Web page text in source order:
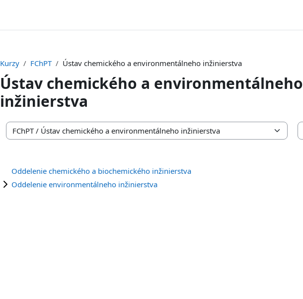
Kurzy FChPT Ústav chemického a environmentálneho inžinierstva
Ústav chemického a environmentálneho
inžinierstva
Kategórie kurzov
Oddelenie chemického a biochemického inžinierstva
Oddelenie environmentálneho inžinierstva